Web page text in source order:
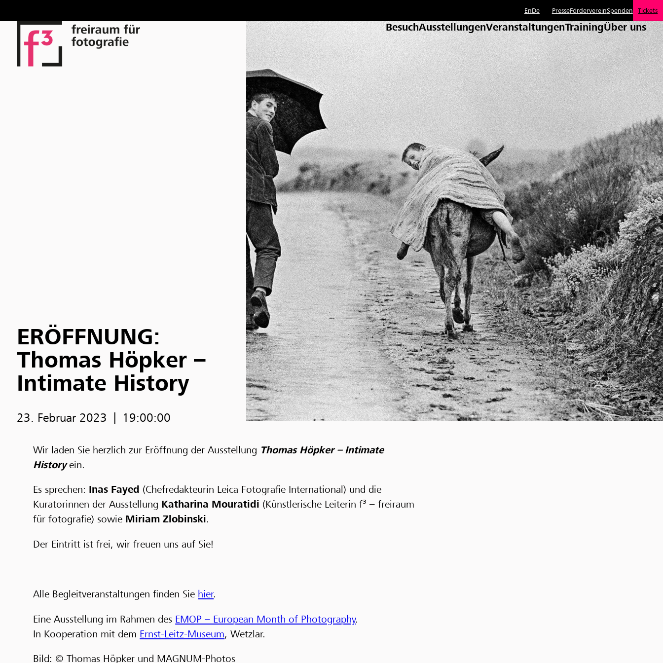
EnDe PresseFördervereinSpenden Tickets
BesuchAusstellungenVeranstaltungenTrainingÜber uns
ERÖFFNUNG:
Thomas Höpker –
Intimate History
23. Februar 2023 19:00:00
Wir laden Sie herzlich zur Eröffnung der Ausstellung Thomas Höpker – Intimate
Historyein.
Es sprechen: Inas Fayed (Chefredakteurin Leica Fotografie International) und die
Kuratorinnen der Ausstellung Katharina Mouratidi (Künstlerische Leiterin f³ – freiraum
für fotografie) sowie Miriam Zlobinski.
Der Eintritt ist frei, wir freuen uns auf Sie!
Alle Begleitveranstaltungen finden Sie hier.
Eine Ausstellung im Rahmen des EMOP – European Month of Photography.
In Kooperation mit dem Ernst-Leitz-Museum, Wetzlar.
Bild: © Thomas Höpker und MAGNUM-Photos